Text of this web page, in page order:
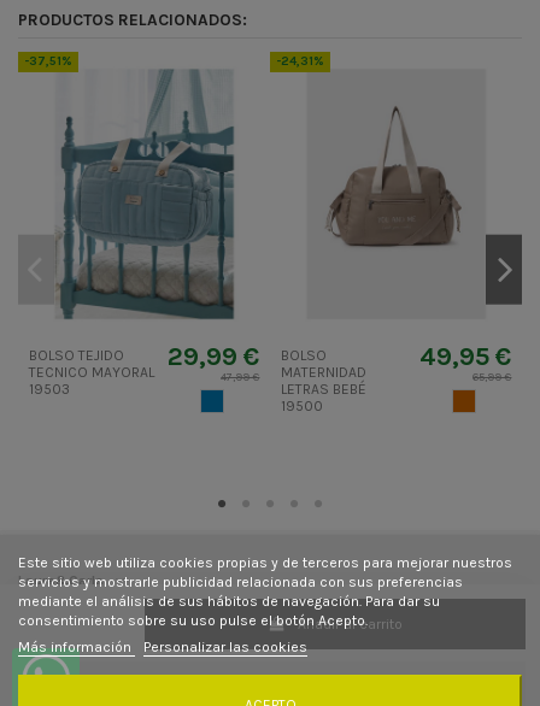
Añadir al carrito
PRODUCTOS RELACIONADOS:
-37,51%
BOLSO TEJIDO
TECNICO MAYORAL
19503
29,99 €
47,99 €
-24,31%
BOLSO
MATERNIDAD
LETRAS BEBÉ
19500
49,95 €
65,99 €
Laura&Carla
Este sitio web utiliza cookies propias y de terceros para mejorar nuestros
servicios y mostrarle publicidad relacionada con sus preferencias
mediante el análisis de sus hábitos de navegación. Para dar su
consentimiento sobre su uso pulse el botón Acepto.
Más información
Personalizar las cookies